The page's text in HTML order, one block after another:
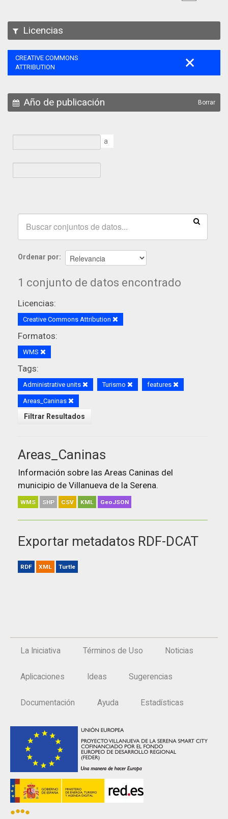
Licencias
CREATIVE COMMONS
ATTRIBUTION
Año de publicación Borrar
a
Ordenar por
1 conjunto de datos encontrado
Licencias:
Creative Commons Attribution
Formatos:
WMS
Tags:
Administrative units Turismo features
Areas_Caninas
Filtrar Resultados
Areas_Caninas
Información sobre las Areas Caninas del
municipio de Villanueva de la Serena.
WMS SHP CSV KML GeoJSON
Exportar metadatos RDF-DCAT
RDF XML Turtle
La Iniciativa Términos de Uso Noticias
Aplicaciones Ideas Sugerencias
Documentación Ayuda Estadísticas